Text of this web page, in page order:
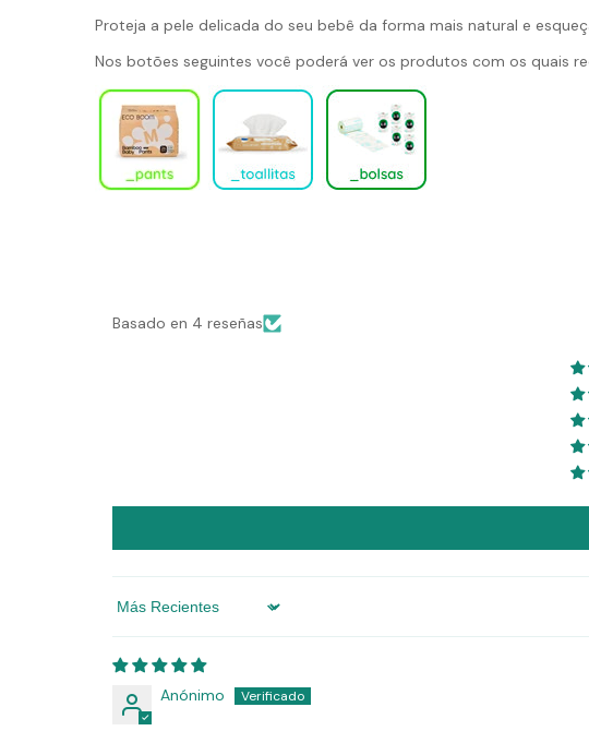
Proteja a pele delicada do seu bebê da forma mais natural e
Nos botões seguintes você poderá ver os produtos com os quais
Basado en 4 reseñas
Sort by
Anónimo